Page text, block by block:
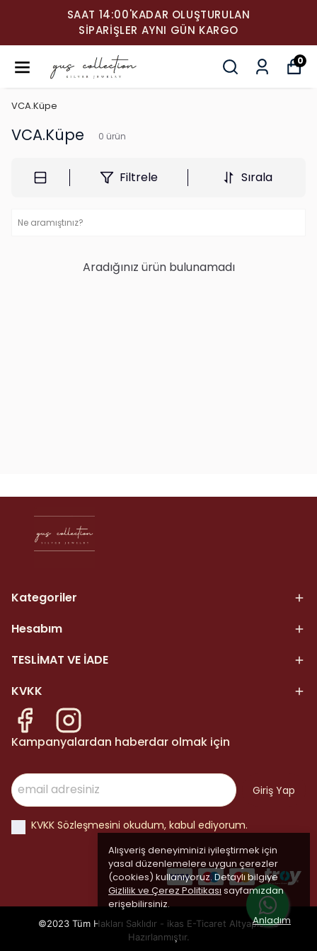
SAAT 14:00'KADAR OLUŞTURULAN
SIPARIŞLER AYNI GÜN KARGO
0
Alışveriş deneyiminizi iyileştirmek için
yasal düzenlemelere uygun çerezler
(cookies) kullanıyoruz. Detaylı bilgiye
Gizlilik ve Çerez Politikası sayfamızdan
erişebilirsiniz.
Anladım
VCA.Küpe
VCA.Küpe 0 ürün
Filtrele Sırala
Aradığınız ürün bulunamadı
Kategoriler
Hesabım
TESLİMAT VE İADE
KVKK
Kampanyalardan haberdar olmak için
Giriş Yap
KVKK Sözleşmesini okudum, kabul ediyorum.
©2023 Tüm Hakları Saklıdır - ikas E-Ticaret Altyapısı ile
Hazırlanmıştır.